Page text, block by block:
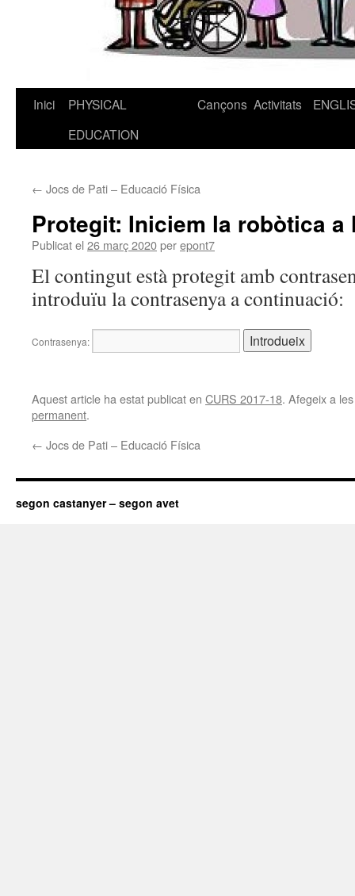
Vés
Inici
PHYSICAL
EDUCATION
Cançons Activitats
← Jocs de Pati – Educació Física
Protegit: Iniciem la robòtica a
Publicat el 26 març 2020perepont7
El contingut està protegit amb
introduïu la contrasenya a continuació:
Contrasenya:
Aquest article ha estat publicat en CURS 2017-18. Afegeix a
permanent.
← Jocs de Pati – Educació Física
segon castanyer – segon avet